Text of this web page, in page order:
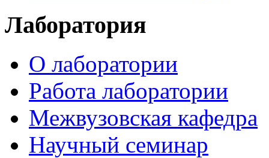
Лаборатория
О лаборатории
Работа лаборатории
Межвузовская кафедра
Научный семинар